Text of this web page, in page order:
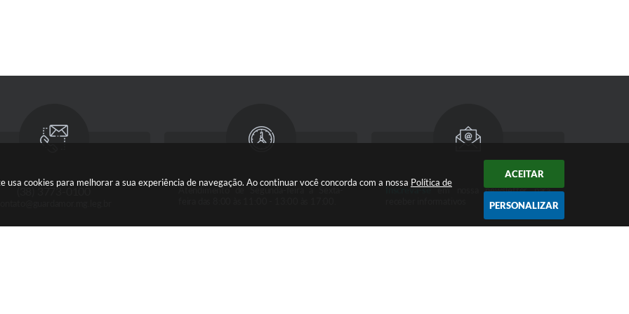
cookies para melhorar a sua experiência de navegação. Ao continuar você concorda com a nossa Política de
ACEITAR
PERSONALIZAR
(38) 3773-0100
Atendimento de Segunda-feira a Sexta-
Inscreva-seem nossa newsletter para